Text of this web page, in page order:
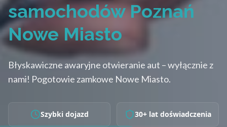
samochodów Poznań
Nowe Miasto
Błyskawiczne awaryjne otwieranie aut – wyłącznie z
nami! Pogotowie zamkowe Nowe Miasto.
Szybki dojazd 30+ lat doświadczenia